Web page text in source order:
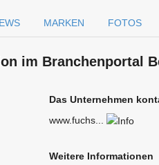
MARKEN FOTOS
im Branchen­portal
Das Unternehmen
www.fuchs...
Weitere Informationen